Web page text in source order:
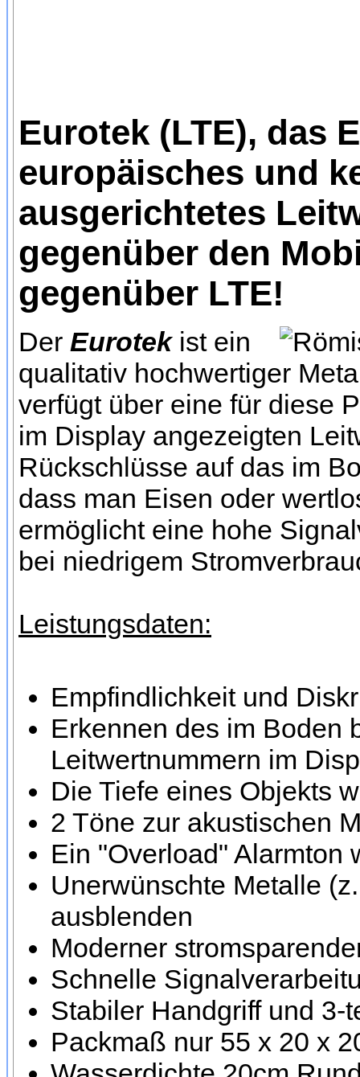
Eurotek (LTE), das
europäisches und
ausgerichtetes
gegenüber den
gegenüber LTE!
Der Eurotekist ein
qualitativ hochwertiger
verfügt über eine für diese
im Display angezeigten
Rückschlüsse auf das im
dass man Eisen oder
ermöglicht eine hohe
bei niedrigem
Leistungsdaten:
Empfindlichkeit und
Erkennen des im Boden
Leitwertnummern im
Die Tiefe eines Objekts
2 Töne zur akustischen
Ein "Overload" Alarmton
Unerwünschte Metalle
ausblenden
Moderner
Schnelle
Stabiler Handgriff und 3-
Packmaß nur 55 x 20 x